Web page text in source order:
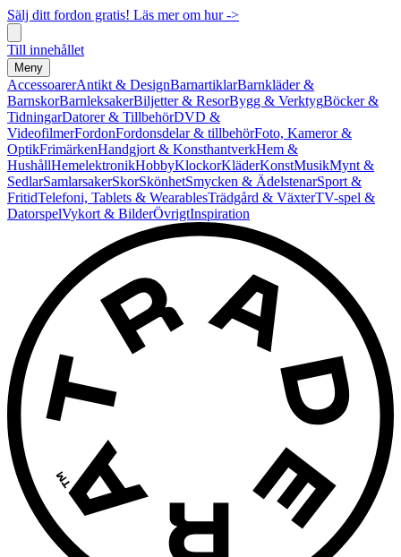
Sälj ditt fordon gratis! Läs mer om hur ->
Till innehållet
Meny
AccessoarerAntikt & DesignBarnartiklarBarnkläder &
BarnskorBarnleksakerBiljetter & ResorBygg & VerktygBöcker &
TidningarDatorer & TillbehörDVD &
VideofilmerFordonFordonsdelar & tillbehörFoto, Kameror &
OptikFrimärkenHandgjort & KonsthantverkHem &
HushållHemelektronikHobbyKlockorKläderKonstMusikMynt &
SedlarSamlarsakerSkorSkönhetSmycken & ÄdelstenarSport &
FritidTelefoni, Tablets & WearablesTrädgård & VäxterTV-spel &
DatorspelVykort & BilderÖvrigtInspiration